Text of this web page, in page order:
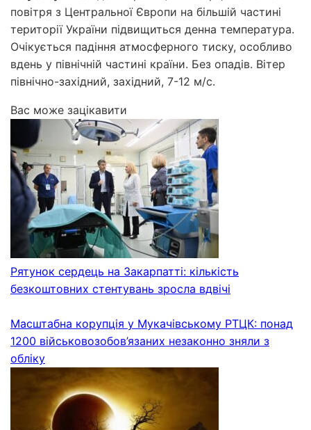
повітря з Центральної Європи на більшій частині
території України підвищиться денна температура.
Очікується падіння атмосферного тиску, особливо
вдень у північній частині країни. Без опадів. Вітер
північно-західний, західний, 7-12 м/с.
Вас може зацікавити
Рятунок сердець на Закарпатті: кількість
безкоштовних стентувань зросла вдвічі
Масштабна корупція у Мукачівському РТЦК: понад
1200 військовозобов’язаних незаконно зняли з
обліку